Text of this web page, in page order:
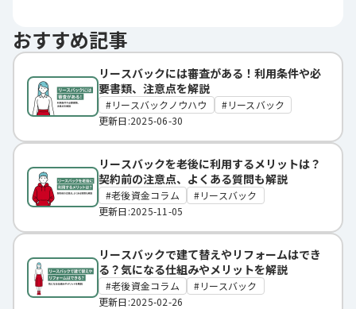
おすすめ記事
リースバックには審査がある！利用条件や必
要書類、注意点を解説
リースバックノウハウ
リースバック
更新日:2025-06-30
リースバックを老後に利用するメリットは？
契約前の注意点、よくある質問も解説
老後資金コラム
リースバック
更新日:2025-11-05
リースバックで建て替えやリフォームはでき
る？気になる仕組みやメリットを解説
老後資金コラム
リースバック
更新日:2025-02-26